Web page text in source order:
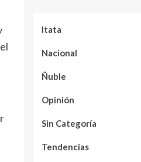
Itata
Nacional
Ñuble
Opinión
Sin Categoría
Tendencias